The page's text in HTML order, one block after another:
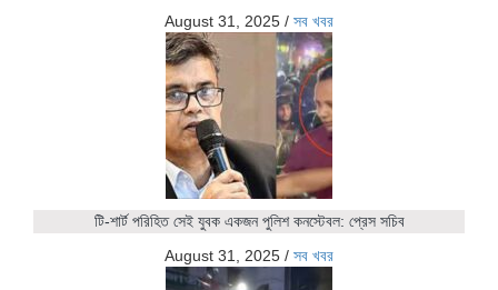
August 31, 2025 / সব খবর
টি-শার্ট পরিহিত সেই যুবক একজন পুলিশ কনস্টেবল: প্রেস সচিব
August 31, 2025 / সব খবর